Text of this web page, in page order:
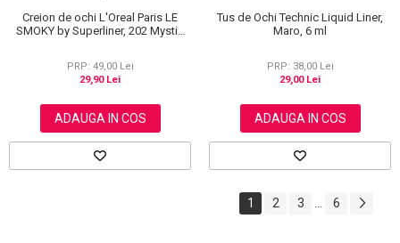
Creion de ochi L'Oreal Paris LE
SMOKY by Superliner, 202 Mystic
PRP: 49,00 Lei
29,90 Lei
ADAUGA IN COS
Tus de Ochi Technic Liquid Liner,
Maro, 6 ml
PRP: 38,00 Lei
29,00 Lei
ADAUGA IN COS
1 2 3 ... 6